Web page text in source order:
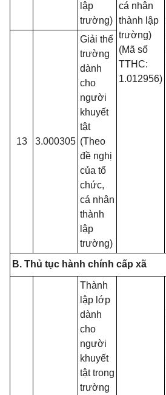
cá nhân
thành lập
trường)
(Mã số
TTHC:
1.012956)
lập
trường)
13 3.000305
Giải thể
trường
dành
cho
người
khuyết
tật
(Theo
đề nghị
của tổ
chức,
cá nhân
thành
lập
trường)
B. Thủ tục hành chính cấp xã
Thành
lập lớp
dành
cho
người
khuyết
tật trong
trường